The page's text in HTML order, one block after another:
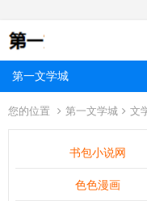
第一文学城
您的位置 第一文学城 文
书包小说网
色色漫画